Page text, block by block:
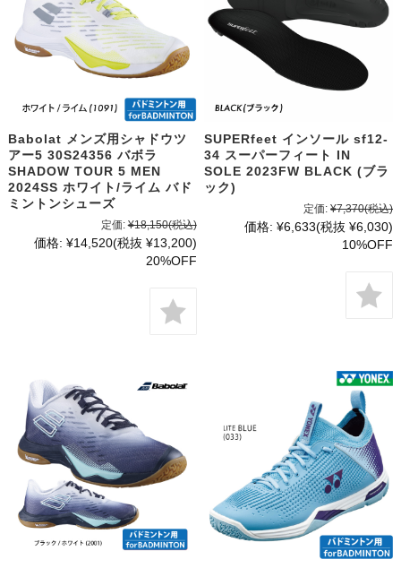
Babolat メンズ用シャドウツ
アー5 30S24356 バボラ
SHADOW TOUR 5 MEN
2024SS ホワイト/ライム バド
ミントンシューズ
定価: ¥18,150(税込)
価格: ¥14,520(税抜 ¥13,200)
20%OFF
SUPERfeet インソール sf12-
34 スーパーフィート IN
SOLE 2023FW BLACK (ブラ
ック)
定価: ¥7,370(税込)
価格: ¥6,633(税抜 ¥6,030)
10%OFF